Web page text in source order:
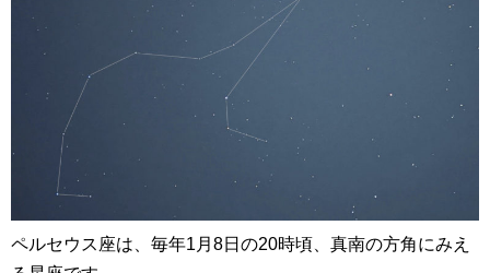
ペルセウス座は、毎年1月8日の20時頃、真南の方角にみえ